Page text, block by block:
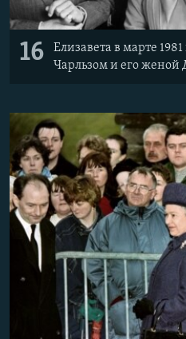
16
Елизавета в марте
Чарльзом и его женой